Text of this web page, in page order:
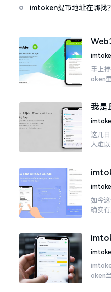
imtoken提币地址在哪找
手上
oken
我是
包
这几
人难
堆币
靠谱
如今
确实
似乎
慌，
oken